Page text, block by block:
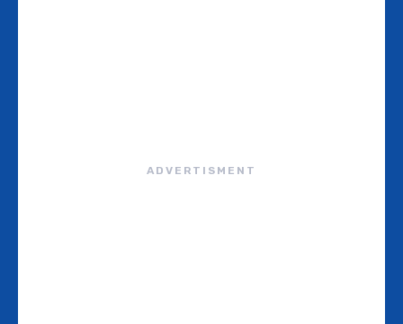
ADVERTISMENT